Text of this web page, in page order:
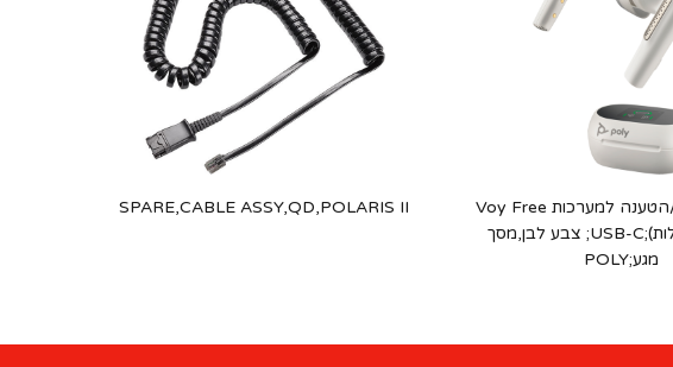
SPARE,CABLE ASSY,QD,POLARIS II
ערכת נשיאה/הטענה למערכות Voy Free
60(לא נכללות);USB-C; צבע לבן,מסך
מגע;POLY